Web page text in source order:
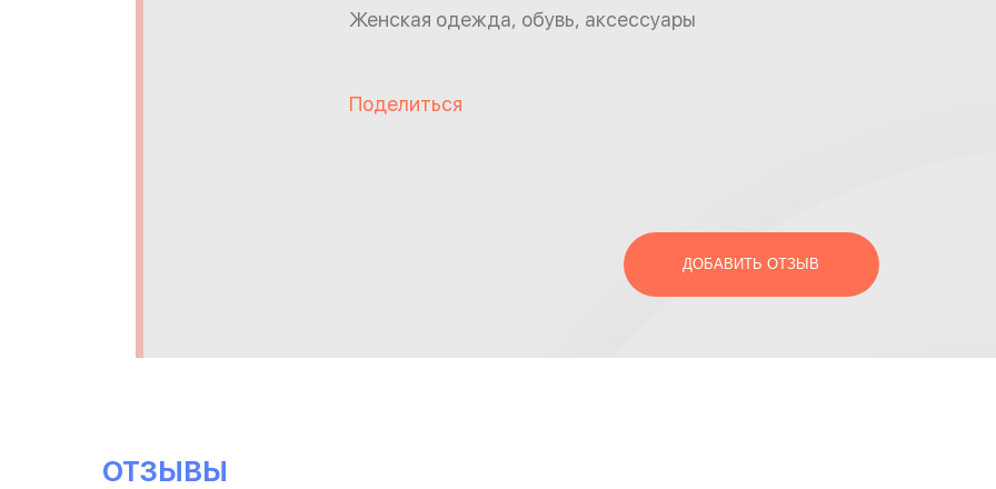
Женская одежда, обувь, аксессуары
Поделиться
ДОБАВИТЬ ОТЗЫВ
ОТЗЫВЫ